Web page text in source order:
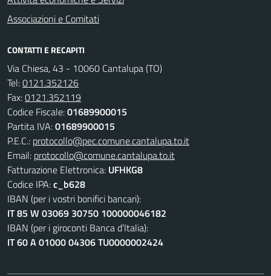
Associazioni e Comitati
CONTATTI E RECAPITI
Via Chiesa, 43 - 10060 Cantalupa (TO)
Tel:0121.352126
Fax:0121.352119
Codice Fiscale:01689900015
Partita IVA:01689900015
P.E.C.: protocollo@pec.comune.cantalupa.to.it
Email: protocollo@comune.cantalupa.to.it
Fatturazione Elettronica: UFHKG8
Codice IPA:c_b628
IBAN (per i vostri bonifici bancari):
IT 85 W 03069 30750 100000046182
IBAN (per i giroconti Banca d’Italia):
IT 60 A 01000 04306 TU0000002424